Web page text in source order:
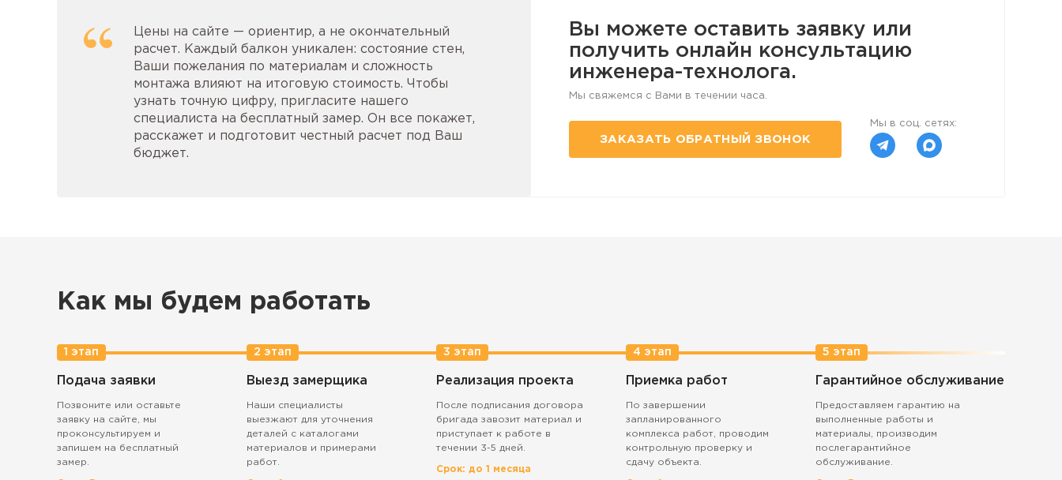
Цены на сайте — ориентир, а не окончательный
расчет. Каждый балкон уникален: состояние стен,
Ваши пожелания по материалам и сложность
монтажа влияют на итоговую стоимость. Чтобы
узнать точную цифру, пригласите нашего
специалиста на бесплатный замер. Он все покажет,
расскажет и подготовит честный расчет под Ваш
бюджет.
Вы можете оставить заявку или
получить онлайн консультацию
инженера-технолога.
Мы свяжемся с Вами в течении часа.
ЗАКАЗАТЬ ОБРАТНЫЙ ЗВОНОК
Мы в соц. сетях:
Как мы будем работать
1 этап
Подача заявки
Позвоните или оставьте
заявку на сайте, мы
проконсультируем и
запишем на бесплатный
замер.
2 этап
Выезд замерщика
Наши специалисты
выезжают для уточнения
деталей с каталогами
материалов и примерами
работ.
3 этап
Реализация проекта
После подписания договора
бригада завозит материал и
приступает к работе в
течении 3-5 дней.
Срок: до 1 месяца
4 этап
Приемка работ
По завершении
запланированного
комплекса работ, проводим
контрольную проверку и
сдачу объекта.
5 этап
Гарантийное обслуживание
Предоставляем гарантию на
выполненные работы и
материалы, производим
послегарантийное
обслуживание.